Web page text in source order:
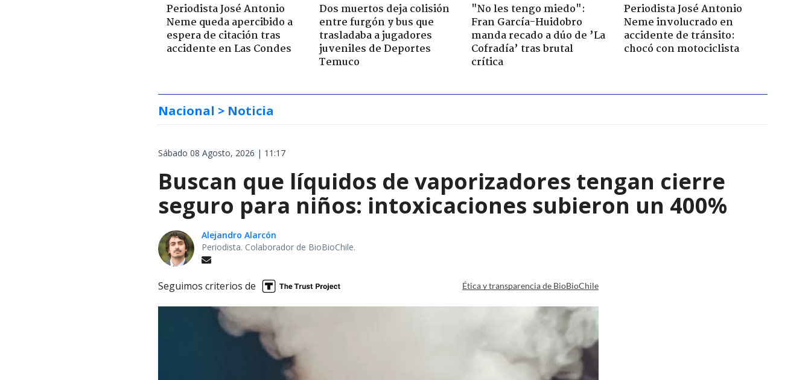
Periodista José Antonio
Neme queda apercibido a
espera de citación tras
accidente en Las Condes
Dos muertos deja colisión
entre furgón y bus que
trasladaba a jugadores
juveniles de Deportes
Temuco
"No les tengo miedo":
Fran García-Huidobro
manda recado a dúo de ’La
Cofradía’ tras brutal
crítica
Periodista José Antonio
Neme involucrado en
accidente de tránsito:
chocó con motociclista
Nacional > Noticia
Sábado 08 Agosto, 2026 | 11:17
Buscan que líquidos de vaporizadores tengan cierre
seguro para niños: intoxicaciones subieron un 400%
Alejandro Alarcón
Periodista. Colaborador de BioBioChile.
Seguimos criterios de Ética y transparencia de BioBioChile